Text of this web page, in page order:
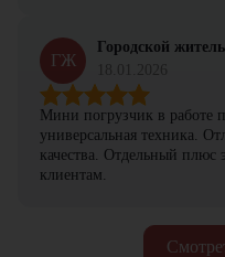
ГЖ
Городской житель
Мини погрузчик в работе
универсальная техника.
качества. Отдельный плюс
клиентам.